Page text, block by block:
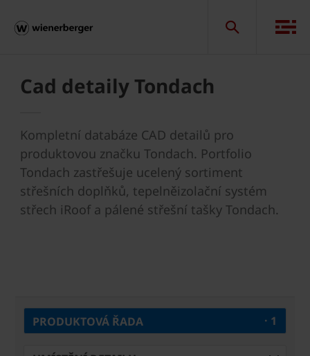
Cad detaily Tondach
Kompletní databáze CAD detailů pro
produktovou značku Tondach. Portfolio
Tondach zastřešuje ucelený sortiment
střešních doplňků, tepelněizolační systém
střech iRoof a pálené střešní tašky Tondach.